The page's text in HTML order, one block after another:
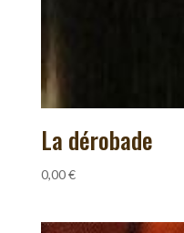
La dérobade
0,00€